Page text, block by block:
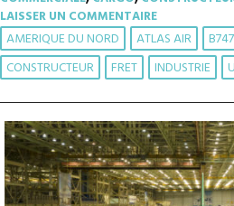
LAISSER UN COMMENTAIRE
AMERIQUE DU NORD ATLAS AIR
CONSTRUCTEUR
FRET INDUSTRIE